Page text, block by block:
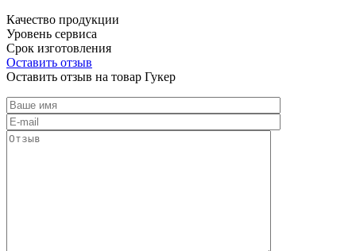
Качество продукции
Уровень сервиса
Срок изготовления
Оставить отзыв
Оставить отзыв на товар Гукер